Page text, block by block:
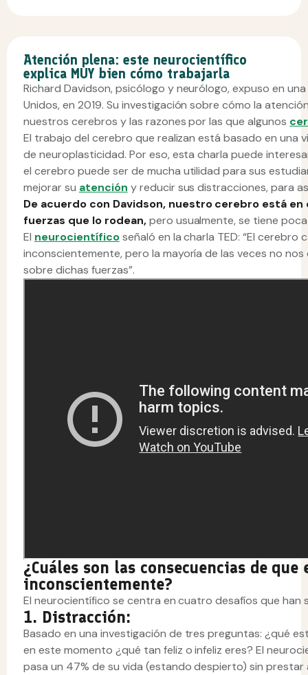
Atención plena: este neurocientífico
explica MUY bien cómo trabajarla
Richard Davidson, psicólogo y neurólogo, expuso en
Unidos, en 2019. Su investigación sobre cómo la
nuestros cerebros y las razones por las que algunos
El trabajo del cerebro que realizan está basado en una
de neuroplasticidad. Por eso, esta charla puede
el cerebro puede ser de mucha utilidad para sus
mejorar su atención y reducir sus distracciones, para
De acuerdo con Davidson, nuestro cerebro está
fuerzas que lo rodean,pero usualmente, se tiene
El neurocientíficoseñaló en la charla TED: “El cerebro
inconscientemente, pero la mayoría de las veces no
sobre dichas fuerzas”.
¿Cuáles son las consecuencias de
inconscientemente?
El neurocientífico se centra en cuatro desafíos que han
1. Distracción:
Basado en una investigación de tres preguntas: ¿qué
en este momento ¿qué tan feliz o infeliz eres? El
pasa un 47% de su vida (estando despierto) sin